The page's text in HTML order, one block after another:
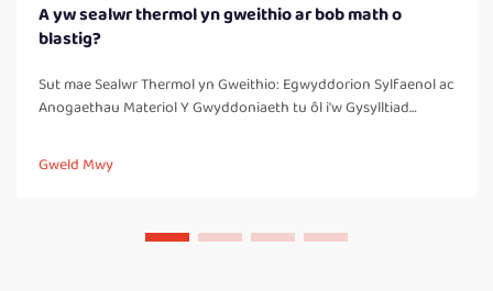
A yw sealwr thermol yn gweithio ar bob math o
blastig?
Sut mae Sealwr Thermol yn Gweithio: Egwyddorion Sylfaenol ac
Anogaethau Materiol Y Gwyddoniaeth tu ôl i'w Gysylltiad
ddibynadwy Mae sealwyr thermol yn gweithio trwy greu
cysylltiadau cryf, heb waelod, trwy lechu a chyfuno materion
Gweld Mwy